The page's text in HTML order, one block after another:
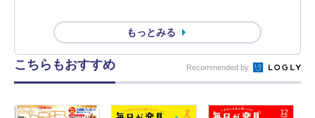
もっとみる
こちらもおすすめ Recommended by